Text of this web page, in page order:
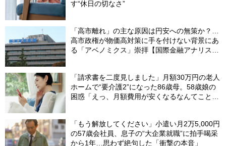
す“休日の切なさ”
「高市離れ」の主な原因は円安への無策か？…
高市政権が物価高対策に手を付けない背景にあ
る「アベノミクス」崇拝【国際金融アナリスト
「請求書を二度見しました」月額30万円の老人
ホームで“要介護2”になった86歳母。58歳娘の
困惑「えっ、月額費用が安くなるなんてことあ
「もう解放してください」小遣い月2万5,000円
の57歳会社員、息子の“大企業就職”に拍手喝采
から1年…思わず絶句した「衝撃の本音」